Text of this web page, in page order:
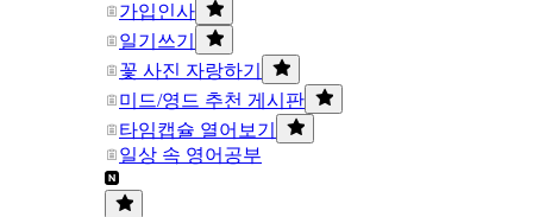
가입인사
일기쓰기
꽃 사진 자랑하기
미드/영드 추천 게시판
타임캡슐 열어보기
일상 속 영어공부